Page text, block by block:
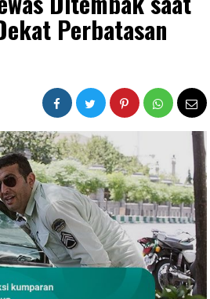
Perbatasan